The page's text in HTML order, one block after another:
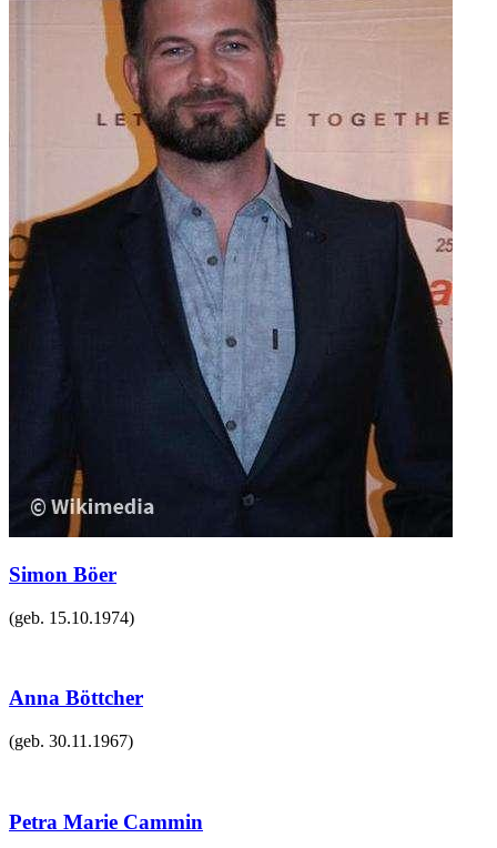
Simon Böer
(geb. 15.10.1974)
Anna Böttcher
(geb. 30.11.1967)
Petra Marie Cammin